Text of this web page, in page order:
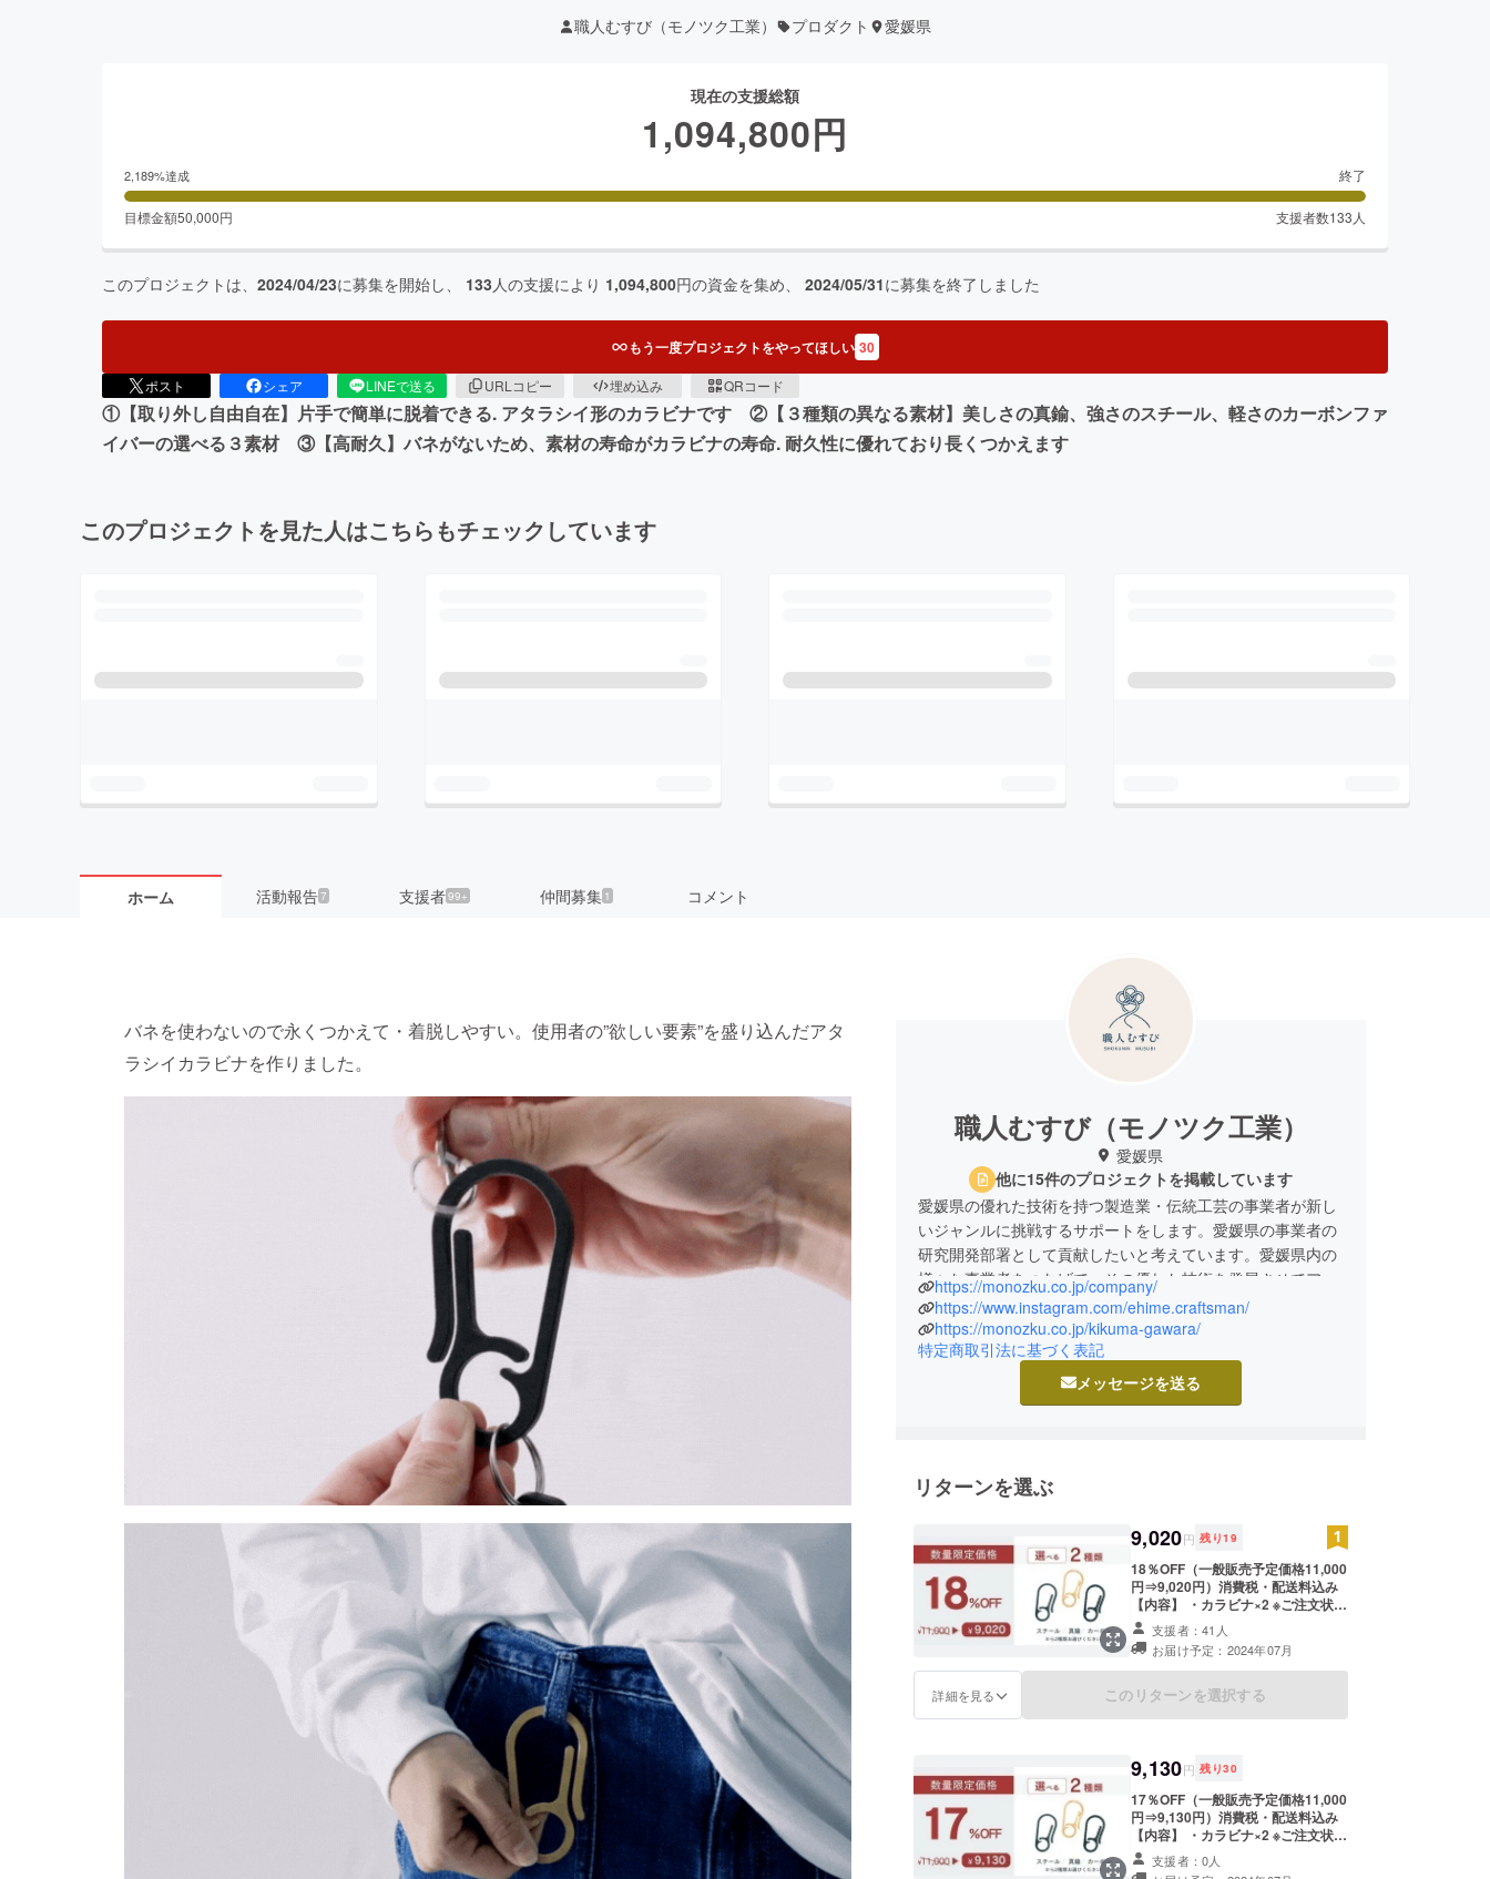
職人むすび（モノツク工業） プロダクト 愛媛県
現在の支援総額
1,094,800円
2,189%達成 終了
目標金額50,000円 支援者数133 人
このプロジェクトは、 2024/04/23に募集を開始し、 133人の支援により 1,094,800円の資金を集め、 2024/05/31に募集を終了しました
もう一度プロジェクトをやってほしい 30
ポスト シェア LINEで送る URLコピー 埋め込み QRコード
①【取り外し自由自在】片手で簡単に脱着できる. アタラシイ形のカラビナです ②【３種類の異なる素材】美しさの真鍮、強さのスチール、軽さのカーボンファ
イバーの選べる３素材 ③【高耐久】バネがないため、素材の寿命がカラビナの寿命. 耐久性に優れており長くつかえます
このプロジェクトを見た人はこちらもチェックしています
ホーム 活動報告7 支援者99+ 仲間募集 1 コメント
バネを使わないので永くつかえて・着脱しやすい。使用者の”欲しい要素”を盛り込んだアタ
ラシイカラビナを作りました。
職人むすび（モノツク工業）
愛媛県
他に15件のプロジェクトを掲載しています
愛媛県の優れた技術を持つ製造業・伝統工芸の事業者が新し
いジャンルに挑戦するサポートをします。愛媛県の事業者の
研究開発部署として貢献したいと考えています。愛媛県内の
様々な事業者をつなげて、その優れた技術を発展させてアタ
ラシイ挑戦に取り組んでいきたいと考えていますので、応援
を願いいたします。
https://monozku.co.jp/company/
https://www.instagram.com/ehime.craftsman/
https://monozku.co.jp/kikuma-gawara/
特定商取引法に基づく表記
メッセージを送る
リターンを選ぶ
9,020円 残り19
18％OFF（一般販売予定価格11,000
円⇒9,020円）消費税・配送料込み
【内容】 ・カラビナ×2 ※ご注文状
況、使用部材の供給状況、製造工程
上の都合等により出荷時期が遅れる
場合があります
支援者：41人
お届け予定：2024年07月
詳細を見る このリターンを選択する
9,130円 残り30
17％OFF（一般販売予定価格11,000
円⇒9,130円）消費税・配送料込み
【内容】 ・カラビナ×2 ※ご注文状
況、使用部材の供給状況、製造工程
上の都合等により出荷時期が遅れる
支援者：0人